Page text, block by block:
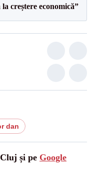
creștere economică”
dan
și pe Google